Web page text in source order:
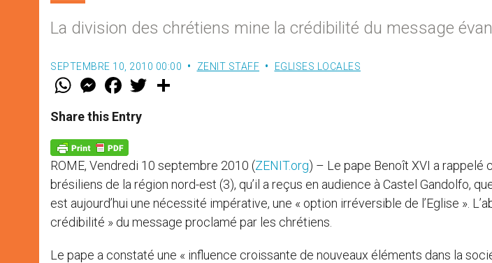
La division des chrétiens mine la crédibilité du message
SEPTEMBRE 10, 2010 00:00 ZENIT STAFF EGLISES LOCALES
W
t
s
p
p
M
e
s
e
g
e
r
F
a
e
b
k
w
Share this Entry
ROME, Vendredi 10 septembre 2010 (ZENIT.org) – Le pape Benoît XVI a rappelé
brésiliens de la région nord-est (3), qu’il a reçus en audience à Castel Gandolfo,
est aujourd’hui une nécessité impérative, une « option irréversible de l’Eglise ».
crédibilité » du message proclamé par les chrétiens.
Le pape a constaté une « influence croissante de nouveaux éléments dans la